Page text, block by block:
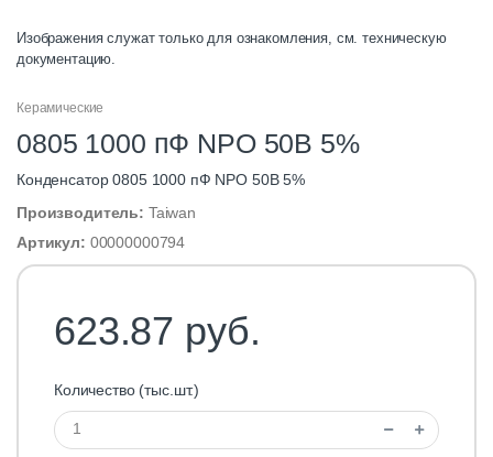
Изображения служат только для ознакомления, см. техническую
документацию.
Керамические
0805 1000 пФ NPO 50B 5%
Конденсатор 0805 1000 пФ NPO 50B 5%
Производитель: Taiwan
Артикул: 00000000794
623.87 руб.
Количество (тыс.шт.)